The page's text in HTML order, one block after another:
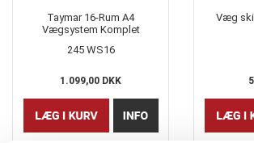
Taymar 16-Rum A4
Vægsystem Komplet
245 WS16
1.099,00 DKK
Væg